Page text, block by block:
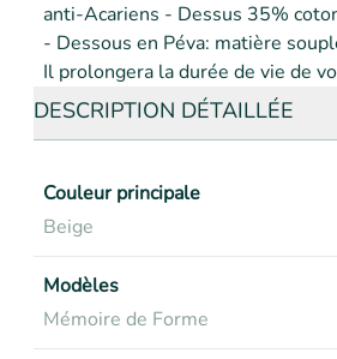
anti-Acariens - Dessus 35%
- Dessous en Péva: matière
Il prolongera la durée de vie de
DESCRIPTION DÉTAILLÉE
Couleur principale
Beige
Modèles
Mémoire de Forme